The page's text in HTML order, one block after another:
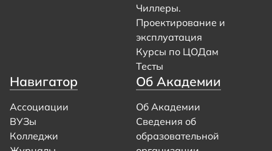
Чиллеры.
Проектирование и
эксплуатация
Курсы по ЦОДам
Тесты
Навигатор
Ассоциации
ВУЗы
Колледжи
Об Академии
Об Академии
Сведения об
образовательной